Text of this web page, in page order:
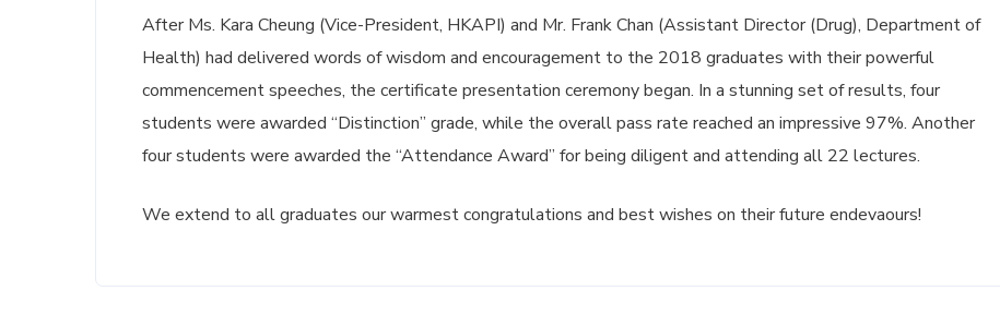
After Ms. Kara Cheung (Vice-President, HKAPI) and Mr. Frank Chan (Assistant Director (Drug), Department of
Health) had delivered words of wisdom and encouragement to the 2018 graduates with their powerful
commencement speeches, the certificate presentation ceremony began. In a stunning set of results, four
students were awarded “Distinction” grade, while the overall pass rate reached an impressive 97%. Another
four students were awarded the “Attendance Award” for being diligent and attending all 22 lectures.
We extend to all graduates our warmest congratulations and best wishes on their future endevaours!